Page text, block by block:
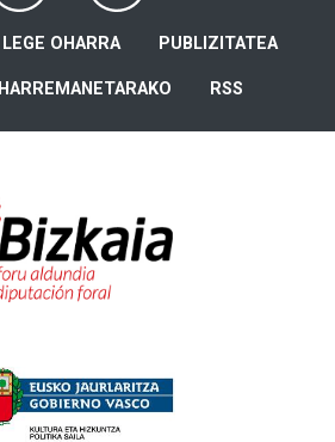
LEGE OHARRA PUBLIZITATEA
HARREMANETARAKO RSS